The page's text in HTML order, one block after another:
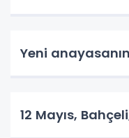
Yeni
12 Mayıs,